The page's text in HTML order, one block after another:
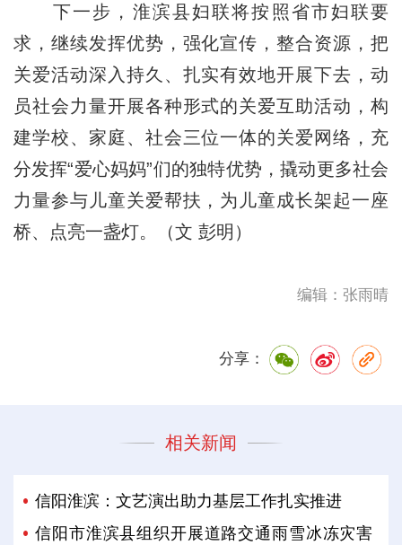
下一步，淮滨县妇联将按照省市妇联要
求，继续发挥优势，强化宣传，整合资源，把
关爱活动深入持久、扎实有效地开展下去，动
员社会力量开展各种形式的关爱互助活动，构
建学校、家庭、社会三位一体的关爱网络，充
分发挥“爱心妈妈”们的独特优势，撬动更多社会
力量参与儿童关爱帮扶，为儿童成长架起一座
桥、点亮一盏灯。（文 彭明）
编辑：张雨晴
分享：
相关新闻
信阳淮滨：文艺演出助力基层工作扎实推进
信阳市淮滨县组织开展道路交通雨雪冰冻灾害